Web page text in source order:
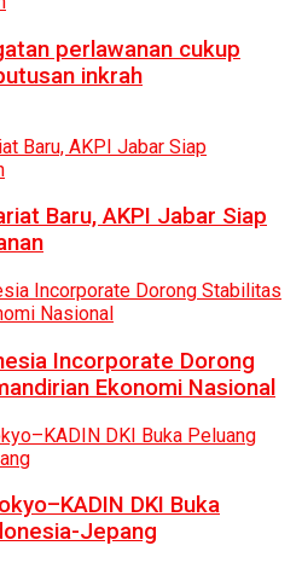
perlawanan cukup
inkrah
Baru, AKPI Jabar Siap
Incorporate Dorong
Ekonomi Nasional
DKI Buka
Jepang